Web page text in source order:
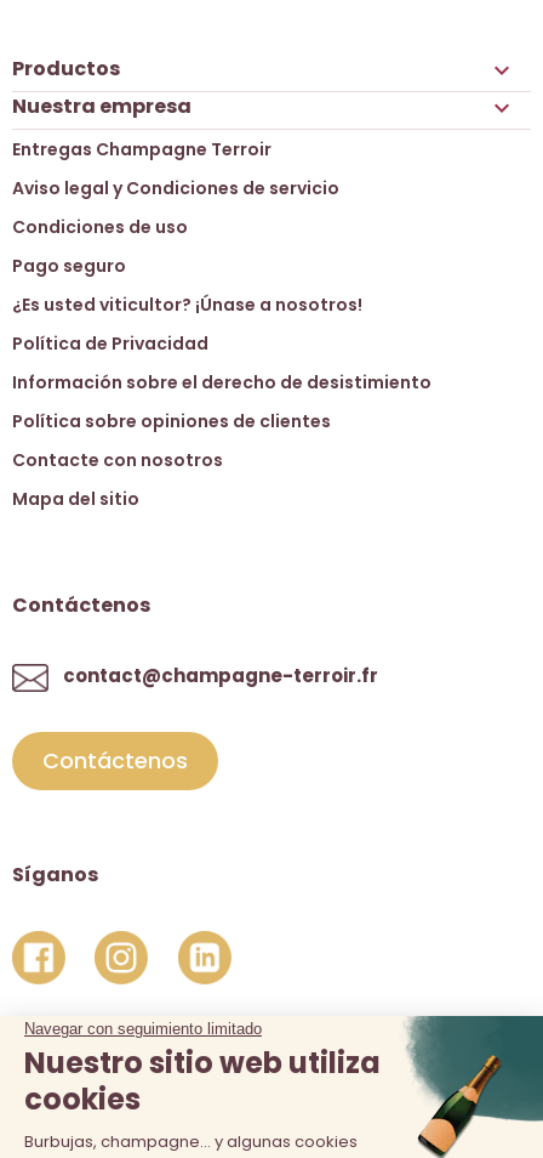
Productos 
Nuestra empresa 
Entregas Champagne Terroir
Aviso legal y Condiciones de servicio
Condiciones de uso
Pago seguro
¿Es usted viticultor? ¡Únase a nosotros!
Política de Privacidad
Información sobre el derecho de desistimiento
Política sobre opiniones de clientes
Contacte con nosotros
Mapa del sitio
Contáctenos
contact@champagne-terroir.fr
Contáctenos
Síganos